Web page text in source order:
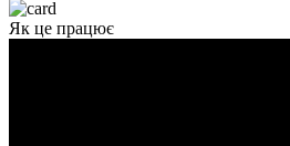
Як це працює